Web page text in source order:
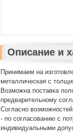
Описание и
Принимаем на
металлическая с
Возможна поставка
предварительному
Согласно
- по согласованию с
индивидуальными